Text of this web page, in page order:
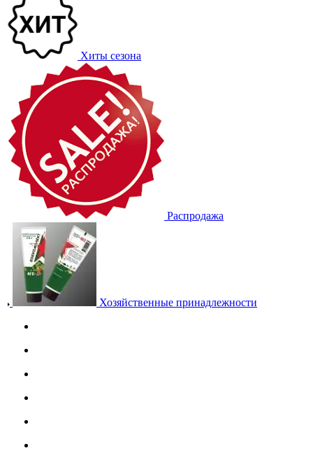
Хиты сезона
Распродажа
Хозяйственные принадлежности